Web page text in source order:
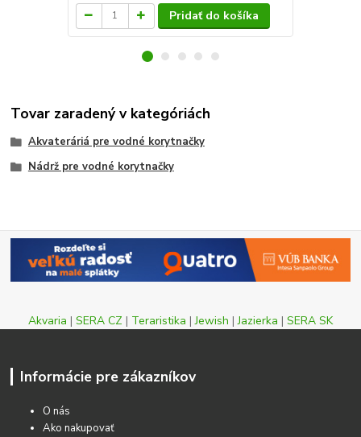
Pridať do košíka
Tovar zaradený v kategóriách
Akvateráriá pre vodné korytnačky
Nádrž pre vodné korytnačky
Akvaria | SERA CZ | Teraristika |Jewish |Jazierka | SERA SK
Informácie pre zákazníkov
O nás
Ako nakupovať